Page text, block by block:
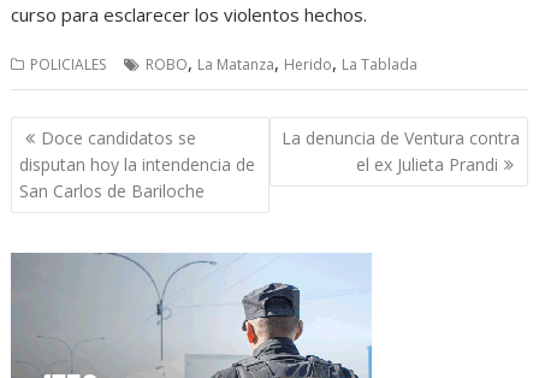
curso para esclarecer los violentos hechos.
POLICIALES ROBO, La Matanza, Herido, La Tablada
Navegación
de
entradas
Doce candidatos se
disputan hoy la intendencia de
San Carlos de Bariloche
La denuncia de Ventura contra
el ex Julieta Prandi